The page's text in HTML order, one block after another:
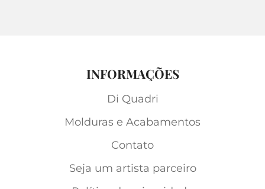
INFORMAÇÕES
Di Quadri
Molduras e Acabamentos
Contato
Seja um artista parceiro